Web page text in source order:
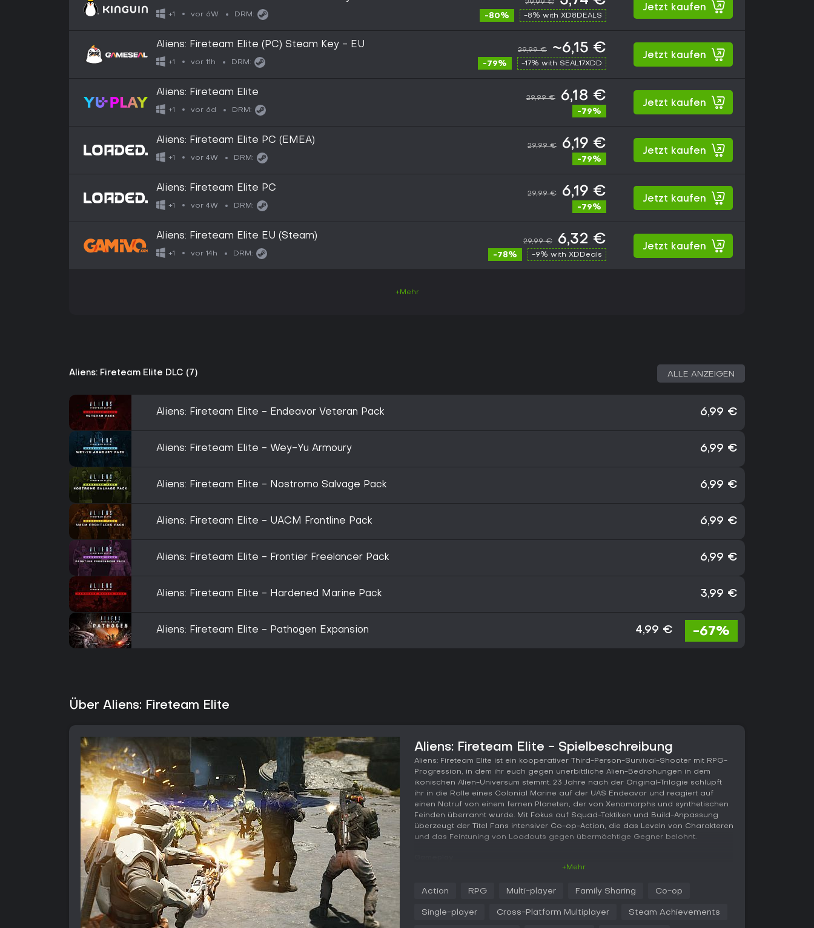
+1 vor 6W DRM:
29,99 €
-80% -8% with XD8DEALS
Jetzt kaufen
Aliens: Fireteam Elite (PC) Steam Key - EU
+1 vor 11h DRM:
29,99 € ~6,15 €
-79% -17% with SEAL17XDD
Jetzt kaufen
Aliens: Fireteam Elite
+1 vor 6d DRM:
29,99 € 6,18 €
-79%
Jetzt kaufen
Aliens: Fireteam Elite PC (EMEA)
+1 vor 4W DRM:
29,99 € 6,19 €
-79%
Jetzt kaufen
Aliens: Fireteam Elite PC
+1 vor 4W DRM:
29,99 € 6,19 €
-79%
Jetzt kaufen
Aliens: Fireteam Elite EU (Steam)
+1 vor 14h DRM:
29,99 € 6,32 €
-78% -9% with XDDeals
Jetzt kaufen
+Mehr
Aliens: Fireteam Elite DLC (7) ALLE ANZEIGEN
Aliens: Fireteam Elite - Endeavor Veteran Pack 6,99 €
Aliens: Fireteam Elite - Wey-Yu Armoury 6,99 €
Aliens: Fireteam Elite - Nostromo Salvage Pack 6,99 €
Aliens: Fireteam Elite - UACM Frontline Pack 6,99 €
Aliens: Fireteam Elite - Frontier Freelancer Pack 6,99 €
Aliens: Fireteam Elite - Hardened Marine Pack 3,99 €
Aliens: Fireteam Elite - Pathogen Expansion 4,99 € -67%
Über Aliens: Fireteam Elite
Aliens: Fireteam Elite - Spielbeschreibung
Aliens: Fireteam Elite ist ein kooperativer Third-Person-Survival-Shooter mit RPG-
Progression, in dem ihr euch gegen unerbittliche Alien-Bedrohungen in dem
ikonischen Alien-Universum stemmt. 23 Jahre nach der Original-Trilogie schlüpft
ihr in die Rolle eines Colonial Marine auf der UAS Endeavor und reagiert auf
einen Notruf von einem fernen Planeten, der von Xenomorphs und synthetischen
Feinden überrannt wurde. Mit Fokus auf Squad-Taktiken und Build-Anpassung
überzeugt der Titel Fans intensiver Co-op-Action, die das Leveln von Charakteren
und das Feintuning von Loadouts gegen übermächtige Gegner belohnt.
Marine in einem Fireteam aus drei Mitgliedern, ergänzt durch menschliche Spieler
aus Lüftungen, Wänden und Decken überfallen - das verlangt schnelle Reflexe
+Mehr
Action RPG Multi-player Family Sharing Co-op
Single-player Cross-Platform Multiplayer Steam Achievements